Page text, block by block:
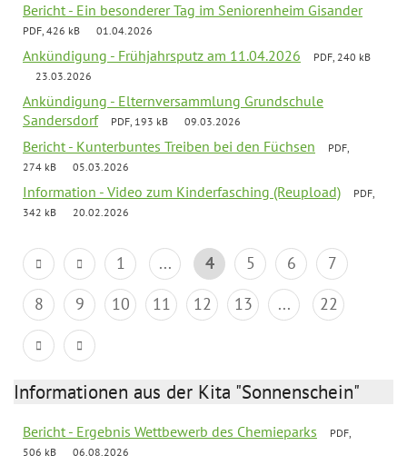
Bericht - Ein besonderer Tag im Seniorenheim Gisander
PDF, 426 kB 01.04.2026
Ankündigung - Frühjahrsputz am 11.04.2026
PDF, 240 kB
23.03.2026
Ankündigung - Elternversammlung Grundschule
Sandersdorf
PDF, 193 kB 09.03.2026
Bericht - Kunterbuntes Treiben bei den Füchsen
PDF,
274 kB
05.03.2026
Information - Video zum Kinderfasching (Reupload)
PDF,
342 kB
20.02.2026
1 ... 4 5 6
7
8
9 10 11 12 13 ... 22
Informationen aus der Kita "Sonnenschein"
Bericht - Ergebnis Wettbewerb des Chemieparks
PDF,
506 kB
06.08.2026